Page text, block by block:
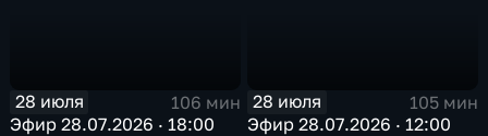
28 июля
106 мин
Эфир 28.07.2026 · 18:00
28 июля
105 мин
Эфир 28.07.2026 · 12:00